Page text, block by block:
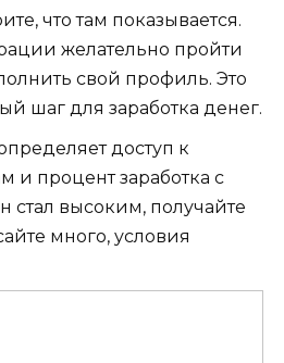
что там показывается.
желательно пройти
свой профиль. Это
шаг для заработка денег.
доступ к
и процент заработка с
стал высоким, получайте
много, условия